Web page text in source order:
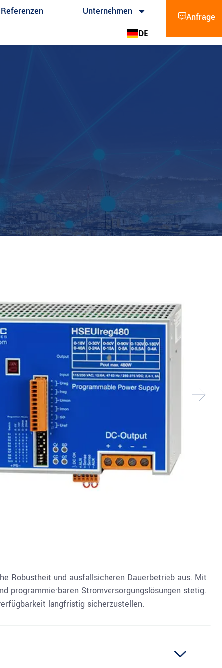
Referenzen Unternehmen
DE
Anfrage
Robustheit und ausfallsicheren Dauerbetrieb aus. Mit
programmierbaren Stromversorgungslösungen stetig.
langfristig sicherzustellen.